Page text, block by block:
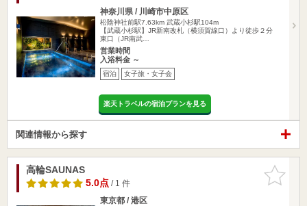
神奈川県 / 川崎市中原区
松陰神社前駅7.63km 武蔵小杉駅104m
【武蔵小杉駅】JR新南改札（横須賀線口）より徒歩２分
東口（JR南武…
営業時間
入浴料金 ～
宿泊 女子旅・女子会
楽天トラベルの宿泊プランを見る
関連情報から探す
お気に入
りに追加
高輪SAUNAS
5.0点/ 1 件
東京都 / 港区